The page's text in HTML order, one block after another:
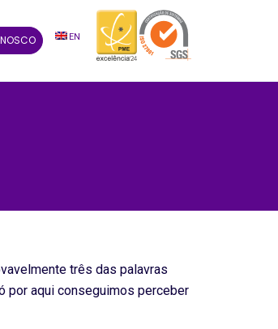
EN
três das palavras
por aqui conseguimos perceber